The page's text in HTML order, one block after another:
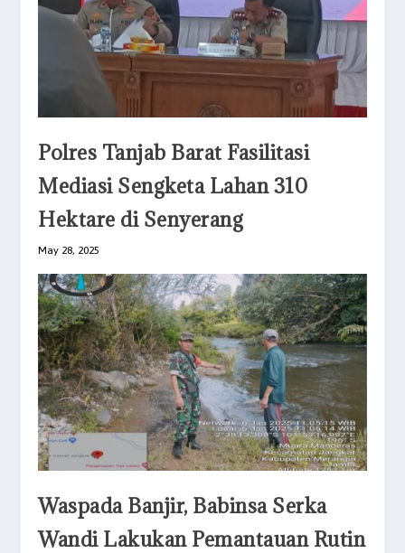
Polres Tanjab Barat Fasilitasi
Mediasi Sengketa Lahan 310
Hektare di Senyerang
May 28, 2025
Waspada Banjir, Babinsa Serka
Wandi Lakukan Pemantauan Rutin